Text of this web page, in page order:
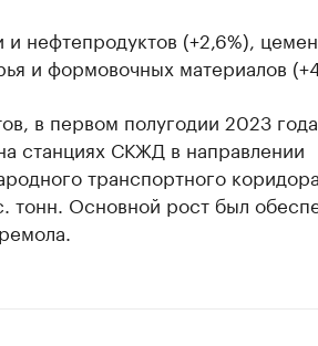
и нефтепродуктов (+2,6%),
и формовочных материалов
в первом полугодии 2023 года
станциях СКЖД в направлении
транспортного
тонн. Основной рост был